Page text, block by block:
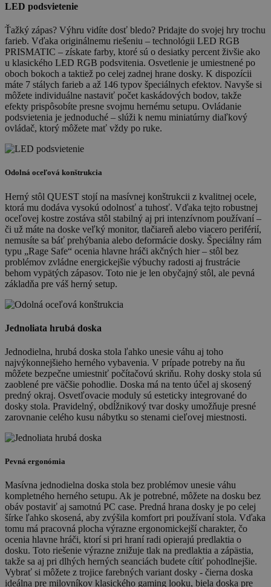
LED podsvietenie
Ťažký zápas? Výhru vidíte dosť bledo? Pridajte do svojej hry trochu
farieb. Vďaka originálnemu riešeniu – technológii LED RGB
PRISMATIC – získate farby, ktoré sú o desiatky percent živšie ako
u klasického LED RGB podsvitenia. Osvetlenie je umiestnené po
oboch bokoch a taktiež po celej zadnej hrane dosky. K dispozícii
máte 7 stálych farieb a až 146 typov špeciálnych efektov. Navyše si
môžete individuálne nastaviť počet kaskádových bodov, takže
efekty prispôsobíte presne svojmu hernému setupu. Ovládanie
podsvietenia je jednoduché – slúži k nemu miniatúrny diaľkový
ovládač, ktorý môžete mať vždy po ruke.
Odolná oceľová konštrukcia
Herný stôl QUEST stojí na masívnej konštrukcii z kvalitnej ocele,
ktorá mu dodáva vysokú odolnosť a tuhosť. Vďaka tejto robustnej
oceľovej kostre zostáva stôl stabilný aj pri intenzívnom používaní –
či už máte na doske veľký monitor, tlačiareň alebo viacero periférií,
nemusíte sa báť prehýbania alebo deformácie dosky. Špeciálny rám
typu „Rage Safe“ ocenia hlavne hráči akčných hier – stôl bez
problémov zvládne energickejšie výbuchy radosti aj frustrácie
behom vypätých zápasov. Toto nie je len obyčajný stôl, ale pevná
základňa pre váš herný setup.
Jednoliata hrubá doska
Jednodielna, hrubá doska stola ľahko unesie váhu aj toho
najvýkonnejšieho herného vybavenia. V prípade potreby na ňu
môžete bezpečne umiestniť počítačovú skriňu. Rohy dosky stola sú
zaoblené pre väčšie pohodlie. Doska má na tento účel aj skosený
predný okraj. Osvetľovacie moduly sú esteticky integrované do
dosky stola. Pravidelný, obdĺžnikový tvar dosky umožňuje presné
zarovnanie celého kusu nábytku so stenami cieľovej miestnosti.
Pevná ergonómia
Masívna jednodielna doska stola bez problémov unesie váhu
kompletného herného setupu. Ak je potrebné, môžete na dosku bez
obáv postaviť aj samotnú PC case. Predná hrana dosky je po celej
šírke ľahko skosená, aby zvýšila komfort pri používaní stola. Vďaka
tomu má pracovná plocha výrazne ergonomickejší charakter, čo
ocenia hlavne hráči, ktorí si pri hraní radi opierajú predlaktia o
dosku. Toto riešenie výrazne znižuje tlak na predlaktia a zápästia,
takže sa aj pri dlhých herných seanciách budete cítiť pohodlnejšie.
Vybrať si môžete z trojice farebných variant dosky - čierna doska
ideálna pre milovníkov klasického gaming looku, biela doska pre